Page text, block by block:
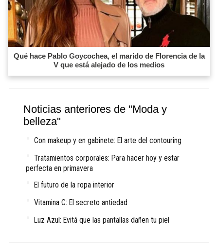
Qué hace Pablo Goycochea, el marido de Florencia de la
V que está alejado de los medios
Noticias anteriores de "Moda y
belleza"
Con makeup y en gabinete: El arte del contouring
Tratamientos corporales: Para hacer hoy y estar
perfecta en primavera
El futuro de la ropa interior
Vitamina C: El secreto antiedad
Luz Azul: Evitá que las pantallas dañen tu piel